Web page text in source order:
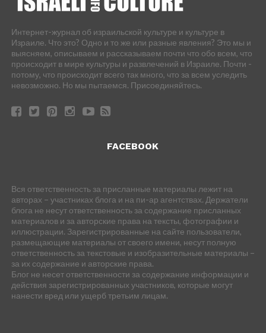
Интернет-журнал об израильской культуре и культуре в
Израиле. Что это? Одно и то же или разные явления? Это мы и
выясняем, описываем и рассказываем почти что обо всем, что
происходит в мире культуры и развлечений в Израиле. Почти -
потому, что происходит всего так много, что за всем уследить
невозможно. Но мы пытаемся. Присоединяйтесь.
FACEBOOK
Вся ответственность за присланные материалы лежит на
авторах – участниках блога и на пи-ар агентствах. Держатели
блога не несут ответственность за содержание присланных
материалов и за авторские права на тексты, фотографии и
иллюстрации. Зарегистрированные на сайте пользователи,
размещающие материалы от своего имени, несут полную
ответственность за текстовые и изобразительные материалы –
за их содержание и авторские права.
Блог не несет ответственности за содержание информации и
действия зарегистрированных участников, которые могут
нанести вред или ущерб третьим лицам.